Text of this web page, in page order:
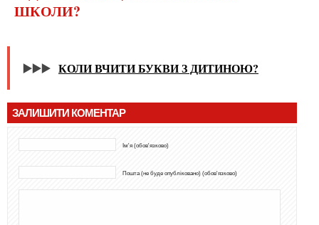
ШКОЛИ?
▶️▶️▶️ КОЛИ ВЧИТИ БУКВИ З ДИТИНОЮ?
ЗАЛИШИТИ КОМЕНТАР
Ім'я (обов'язково)
Пошта (не буде опубліковано) (обов'язково)